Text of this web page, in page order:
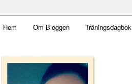
Militärmamman
Skip to primary content
Hem Om Bloggen Träningsdagbok